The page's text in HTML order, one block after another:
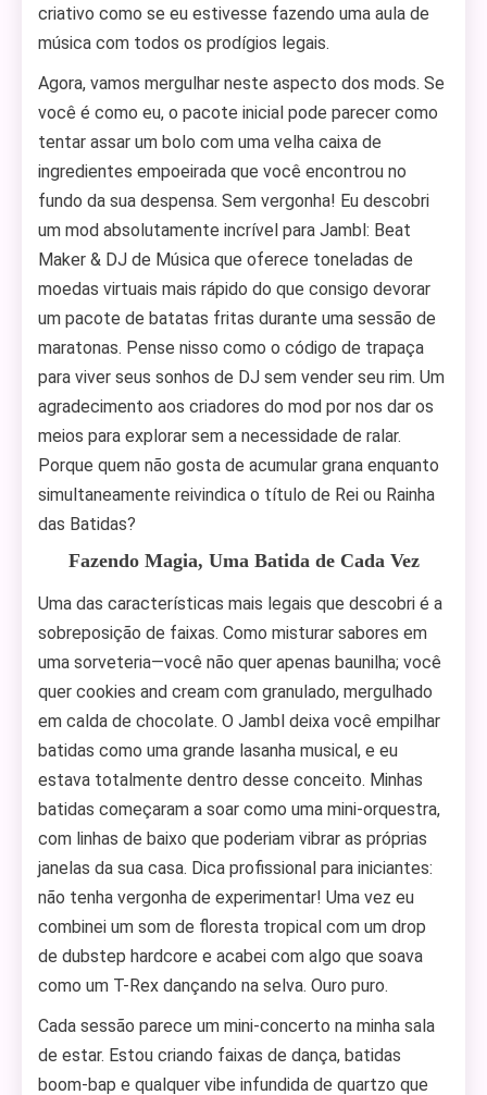
criativo como se eu estivesse fazendo uma aula de
música com todos os prodígios legais.
Agora, vamos mergulhar neste aspecto dos mods. Se
você é como eu, o pacote inicial pode parecer como
tentar assar um bolo com uma velha caixa de
ingredientes empoeirada que você encontrou no
fundo da sua despensa. Sem vergonha! Eu descobri
um mod absolutamente incrível para Jambl: Beat
Maker & DJ de Música que oferece toneladas de
moedas virtuais mais rápido do que consigo devorar
um pacote de batatas fritas durante uma sessão de
maratonas. Pense nisso como o código de trapaça
para viver seus sonhos de DJ sem vender seu rim. Um
agradecimento aos criadores do mod por nos dar os
meios para explorar sem a necessidade de ralar.
Porque quem não gosta de acumular grana enquanto
simultaneamente reivindica o título de Rei ou Rainha
das Batidas?
Fazendo Magia, Uma Batida de Cada Vez
Uma das características mais legais que descobri é a
sobreposição de faixas. Como misturar sabores em
uma sorveteria—você não quer apenas baunilha; você
quer cookies and cream com granulado, mergulhado
em calda de chocolate. O Jambl deixa você empilhar
batidas como uma grande lasanha musical, e eu
estava totalmente dentro desse conceito. Minhas
batidas começaram a soar como uma mini-orquestra,
com linhas de baixo que poderiam vibrar as próprias
janelas da sua casa. Dica profissional para iniciantes:
não tenha vergonha de experimentar! Uma vez eu
combinei um som de floresta tropical com um drop
de dubstep hardcore e acabei com algo que soava
como um T-Rex dançando na selva. Ouro puro.
Cada sessão parece um mini-concerto na minha sala
de estar. Estou criando faixas de dança, batidas
boom-bap e qualquer vibe infundida de quartzo que